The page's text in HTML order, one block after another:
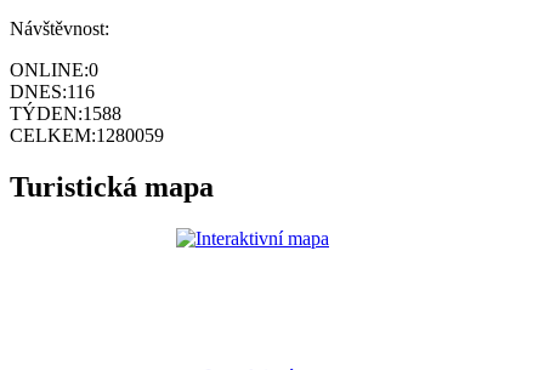
Návštěvnost:
ONLINE:0
DNES:116
TÝDEN:1588
CELKEM:1280059
Turistická mapa